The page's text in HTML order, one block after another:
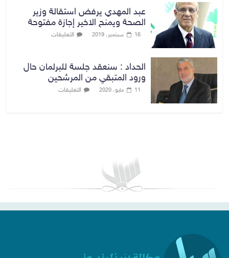
عبد المهدي يرفض استقالة وزير
الصحة ويمنح الاخير إجازة مفتوحة
16 سبتمبر، 2019 التعليقات
الحداد : سنعقد جلسة للبرلمان حال
ورود المتبقي من المرشحين
11 مايو، 2020 التعليقات